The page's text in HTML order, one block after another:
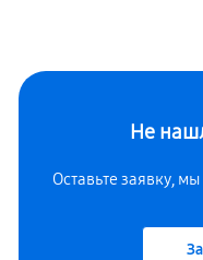
Не
Оставьте заявку,